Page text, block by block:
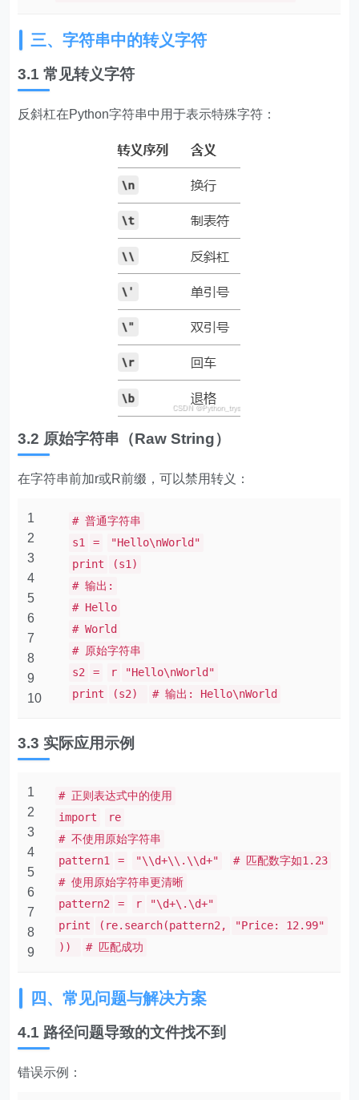
三、字符串中的转义字符
3.1 常见转义字符
反斜杠在Python字符串中用于表示特殊字符：
3.2 原始字符串（Raw String）
在字符串前加r或R前缀，可以禁用转义：
1
2
3
4
5
6
7
8
9
10
# 普通字符串
s1
=
"Hello\nWorld"
print
(s1)
# 输出:
# Hello
# World
# 原始字符串
s2
= r
"Hello\nWorld"
print
(s2) # 输出: Hello\nWorld
3.3 实际应用示例
1
2
3
4
5
6
7
8
9
# 正则表达式中的使用
import
re
# 不使用原始字符串
pattern1
= "\\d+\\.\\d+"
# 匹配数字如1.23
# 使用原始字符串更清晰
pattern2
= r
"\d+\.\d+"
print
(re.search(pattern2,
"Price: 12.99"
))
# 匹配成功
四、常见问题与解决方案
4.1 路径问题导致的文件找不到
错误示例：